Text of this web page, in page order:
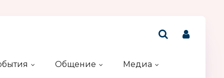
Общение
Медиа